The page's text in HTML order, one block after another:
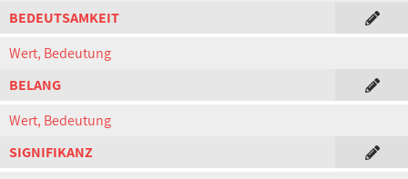
BEDEUTSAMKEIT
Wert, Bedeutung
BELANG
Wert, Bedeutung
SIGNIFIKANZ